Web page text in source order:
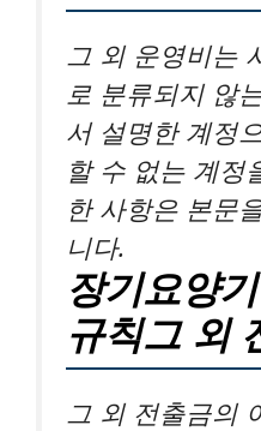
그 외 운영비는
로 분류되지 않
서 설명한 계정
할 수 없는 계정
한 사항은 본문
니다.
장기요양
규칙그 외
그 외 전출금의